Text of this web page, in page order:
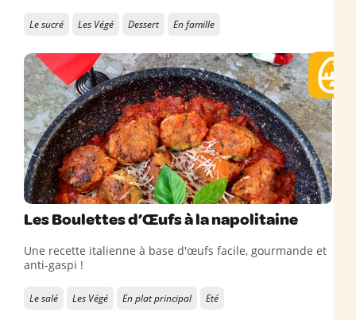
Le sucré Les Végé Dessert En famille
Les Boulettes d’Œufs à la napolitaine
Une recette italienne à base d'œufs facile, gourmande et
anti-gaspi !
Le salé Les Végé En plat principal Eté